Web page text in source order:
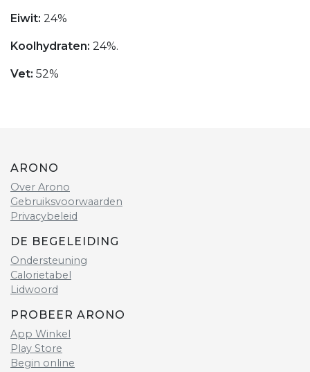
Eiwit: 24%
Koolhydraten: 24%.
Vet: 52%
ARONO
Over Arono
Gebruiksvoorwaarden
Privacybeleid
DE BEGELEIDING
Ondersteuning
Calorietabel
Lidwoord
PROBEER ARONO
App Winkel
Play Store
Begin online